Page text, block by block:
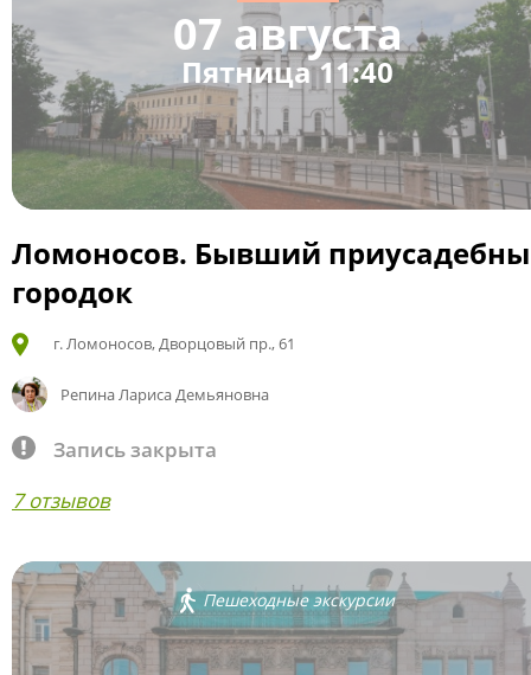
07 августа
Пятница 11:40
Ломоносов. Бывший
городок
г. Ломоносов, Дворцовый пр., 61
Репина Лариса Демьяновна
Запись закрыта
7 отзывов
Пешеходные экскурсии